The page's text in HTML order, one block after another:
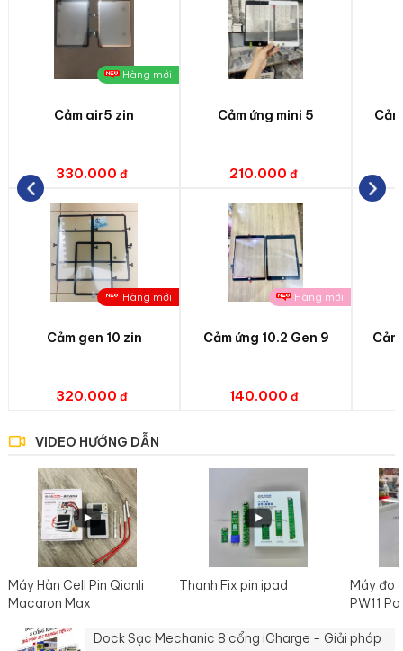
Hàng mới
Cảm air5 zin
330.000
Hàng mới
Cảm gen 10 zin
320.000
Cảm ứng mini 5
210.000
Hàng mới
Cảm ứng 10.2 Gen 9
140.000
VIDEO HƯỚNG DẪN
Máy Hàn Cell Pin Qianli
Macaron Max
Thanh Fix pin ipad
Máy đo
PW11
Dock Sạc Mechanic 8 cổng iCharge - Giải pháp